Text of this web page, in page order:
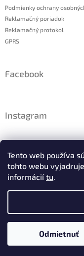
Tento web používa
tohto webu
informáciítu.
Odmietnuť
Podmienky ochrany
Reklamačný poriadok
Reklamačný protokol
GPRS
Facebook
Instagram
Sledovať